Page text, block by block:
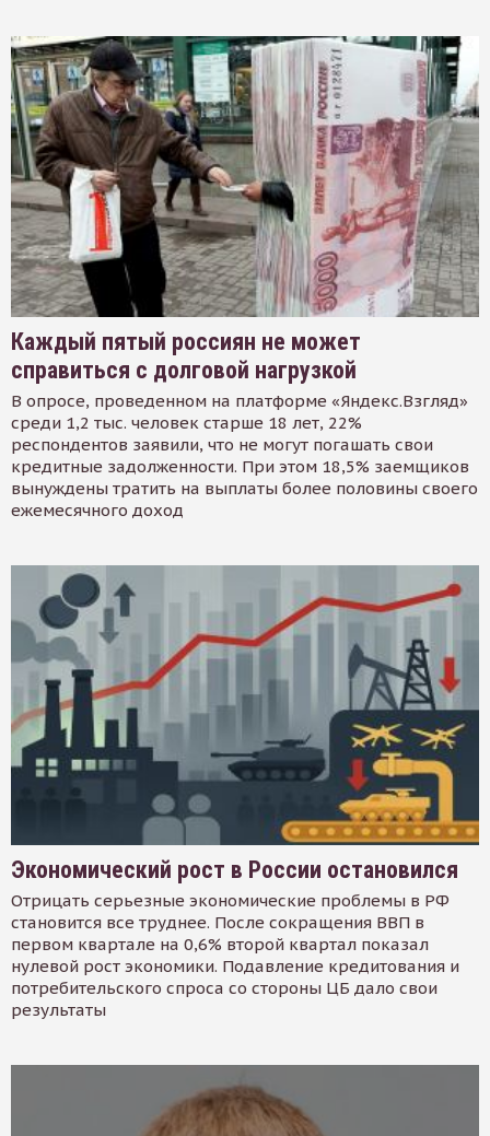
Каждый пятый россиян не может
справиться с долговой нагрузкой
В опросе, проведенном на платформе «Яндекс.Взгляд»
среди 1,2 тыс. человек старше 18 лет, 22%
респондентов заявили, что не могут погашать свои
кредитные задолженности. При этом 18,5% заемщиков
вынуждены тратить на выплаты более половины своего
ежемесячного доход
Экономический рост в России остановился
Отрицать серьезные экономические проблемы в РФ
становится все труднее. После сокращения ВВП в
первом квартале на 0,6% второй квартал показал
нулевой рост экономики. Подавление кредитования и
потребительского спроса со стороны ЦБ дало свои
результаты